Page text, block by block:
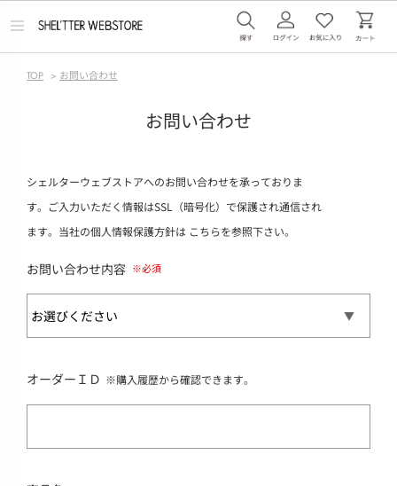
メ
TOP > お問い合わせ
お問い合わせ
シェルターウェブストアへのお問い合わせを承っておりま
す。ご入力いただく情報はSSL（暗号化）で保護され通信され
ます。当社の個人情報保護方針は こちらを参照下さい。
お問い合わせ内容
オーダーＩＤ ※購入履歴から確認できます。